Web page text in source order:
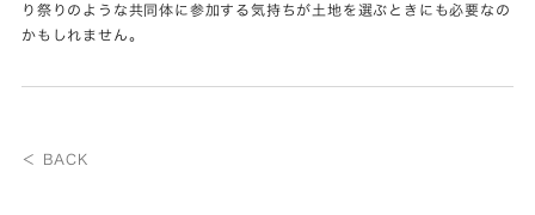
り祭りのような共同体に参加する気持ちが土地を選ぶときにも必要なの
かもしれません。
＜ BACK